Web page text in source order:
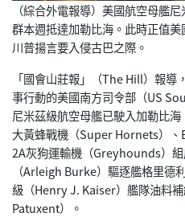
（綜合外電報導）美國航空母艦
群本週抵達加勒比海。 此時正值美
川普揚言要入侵古巴之際。
「國會山莊報」（The Hill）報導，
事行動的美國南方司令部（US
尼米茲級航空母艦已駛入加勒比海
大黃蜂戰機（Super Hornets）、
2A灰狗運輸機（Greyhounds）組
（Arleigh Burke）驅逐艦格里德
級（Henry J. Kaiser）艦隊油料
Patuxent）。